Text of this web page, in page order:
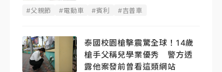
#父親節 #電動車 #賓利 #吉普車
泰國校園槍擊震驚全球！14歲
槍手父稱兒學業優秀 警方透
露他案發前曾看這類網站